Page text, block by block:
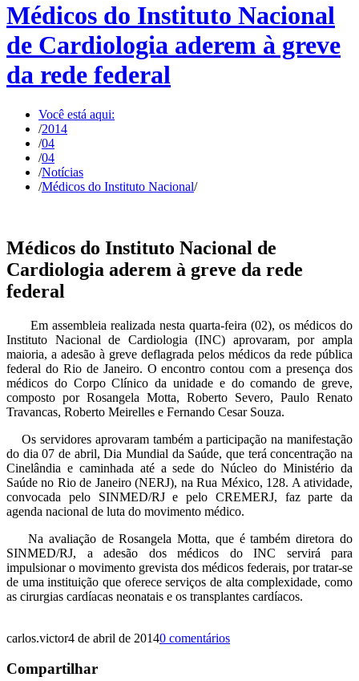
Médicos do Instituto Nacional
de Cardiologia aderem à greve
da rede federal
Você está aqui:
/2014
/04
/04
/Notícias
/Médicos do Instituto Nacional/
Médicos do Instituto Nacional de
Cardiologia aderem à greve da rede
federal
Em assembleia realizada nesta quarta-feira (02), os médicos do
Instituto Nacional de Cardiologia (INC) aprovaram, por ampla
maioria, a adesão à greve deflagrada pelos médicos da rede pública
federal do Rio de Janeiro. O encontro contou com a presença dos
médicos do Corpo Clínico da unidade e do comando de greve,
composto por Rosangela Motta, Roberto Severo, Paulo Renato
Travancas, Roberto Meirelles e Fernando Cesar Souza.
Os servidores aprovaram também a participação na manifestação
do dia 07 de abril, Dia Mundial da Saúde, que terá concentração na
Cinelândia e caminhada até a sede do Núcleo do Ministério da
Saúde no Rio de Janeiro (NERJ), na Rua México, 128. A atividade,
convocada pelo SINMED/RJ e pelo CREMERJ, faz parte da
agenda nacional de luta do movimento médico.
Na avaliação de Rosangela Motta, que é também diretora do
SINMED/RJ, a adesão dos médicos do INC servirá para
impulsionar o movimento grevista dos médicos federais, por tratar-se
de uma instituição que oferece serviços de alta complexidade, como
as cirurgias cardíacas neonatais e os transplantes cardíacos.
carlos.victor4 de abril de 20140 comentários
Compartilhar